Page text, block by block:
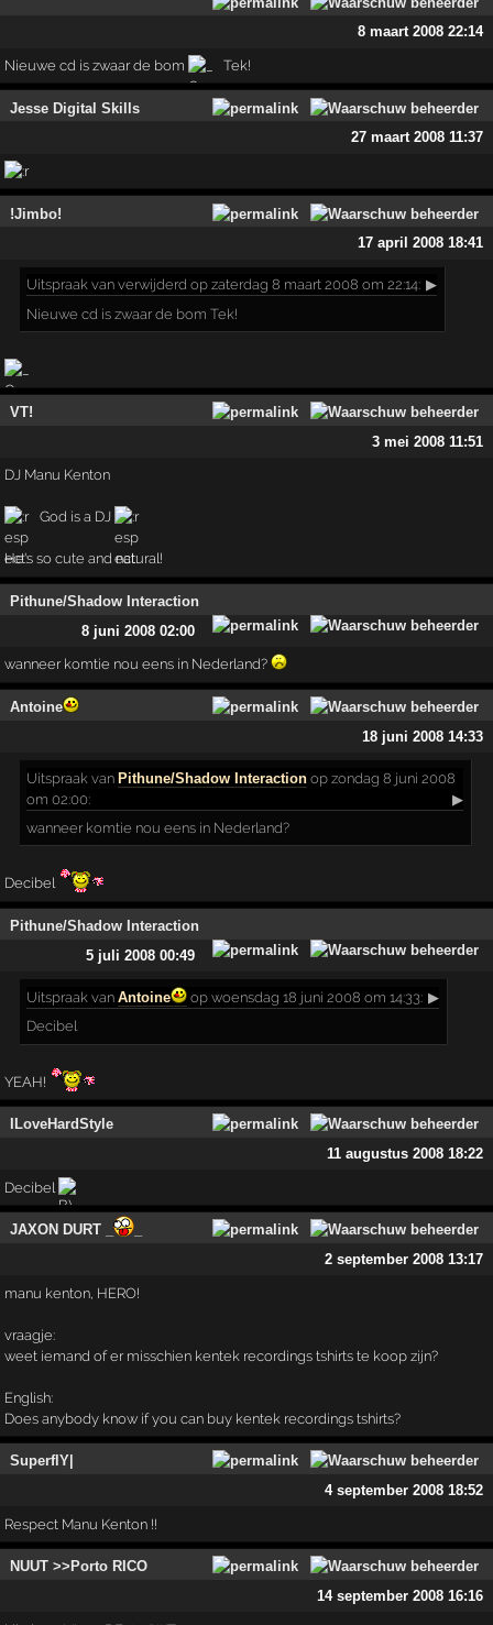
8 maart 2008 22:14
Nieuwe cd is zwaar de bom Tek!
Jesse Digital Skills
27 maart 2008 11:37
!Jimbo!
17 april 2008 18:41
Uitspraak van verwijderd op zaterdag 8 maart 2008 om 22:14: ▶
Nieuwe cd is zwaar de bom Tek!
VT!
3 mei 2008 11:51
DJ Manu Kenton
God is a DJ
He's so cute and natural!
Pithune/Shadow Interaction
8 juni 2008 02:00
wanneer komtie nou eens in Nederland?
Antoine
18 juni 2008 14:33
Uitspraak vanPithune/Shadow Interaction op zondag 8 juni 2008
om 02:00:
▶
wanneer komtie nou eens in Nederland?
Decibel
Pithune/Shadow Interaction
5 juli 2008 00:49
Uitspraak vanAntoine op woensdag 18 juni 2008 om 14:33: ▶
Decibel
YEAH!
ILoveHardStyle
11 augustus 2008 18:22
Decibel
JAXON DURT _
_
2 september 2008 13:17
manu kenton, HERO!
vraagje:
weet iemand of er misschien kentek recordings tshirts te koop zijn?
English:
Does anybody know if you can buy kentek recordings tshirts?
SuperflY|
4 september 2008 18:52
Respect Manu Kenton !!
NUUT >>Porto RICO
14 september 2008 16:16